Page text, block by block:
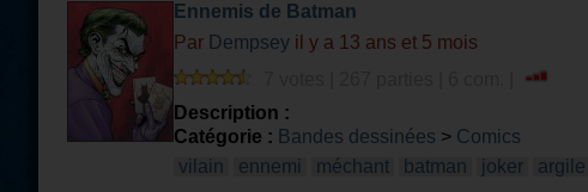
Ennemis de Batman
Par Dempsey il y a 13 ans et 5 mois
Description :
Catégorie : Bandes dessinées > Comics
vilain
ennemi méchant batman joker argile